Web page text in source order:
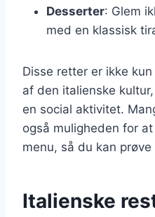
Desserter: Glem
med en klassisk
Disse retter er ikke
af den italienske
en social aktivitet.
også muligheden for
menu, så du kan
Italienske